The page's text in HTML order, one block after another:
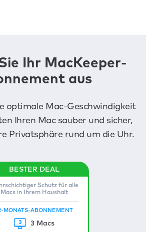
Ihr MacKeeper-
aus
optimale Mac-Geschwindigkeit
Ihren Mac sauber und sicher,
Privatsphäre rund um die Uhr.
Schutz für alle
Macs in Ihrem Haushalt
MONATS-ABONNEMENT
3 Macs